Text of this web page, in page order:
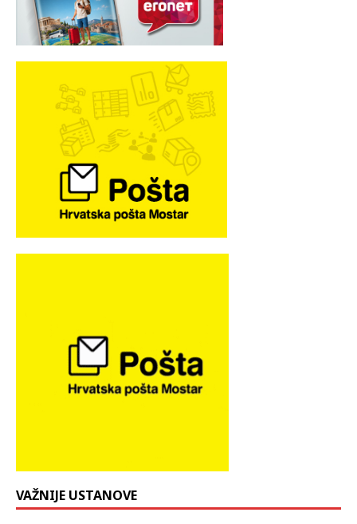
VAŽNIJE USTANOVE